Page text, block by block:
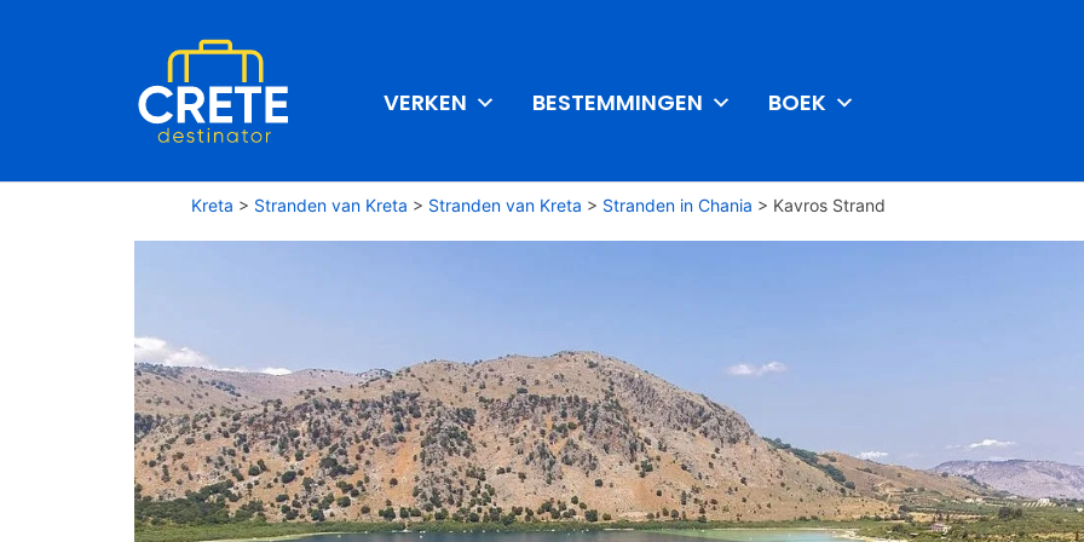
VERKEN BESTEMMINGEN BOEK
Kreta > Stranden van Kreta > Stranden van Kreta > Stranden in Chania > Kavros Strand